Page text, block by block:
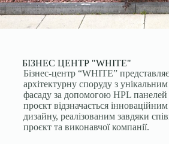
БІЗНЕС ЦЕНТР "WHITE"
Бізнес-центр “WHITE”
архітектурну споруду з
фасаду за допомогою HPL
проєкт відзначається
дизайну, реалізованим завдяки
проєкт та виконавчої компанії.